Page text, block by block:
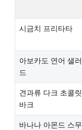
시금치 프리타타
아보카도 연어 샐러
드
견과류 다크 초콜릿
바크
바나나 아몬드 스무